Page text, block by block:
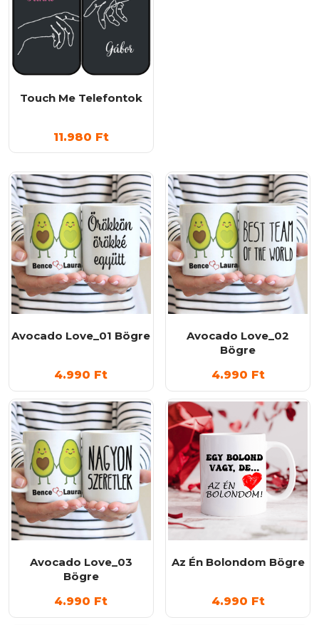
Touch Me Telefontok
11.980 Ft
Avocado Love_01 Bögre
4.990 Ft
Avocado Love_02
Bögre
4.990 Ft
Avocado Love_03
Bögre
4.990 Ft
Az Én Bolondom Bögre
4.990 Ft